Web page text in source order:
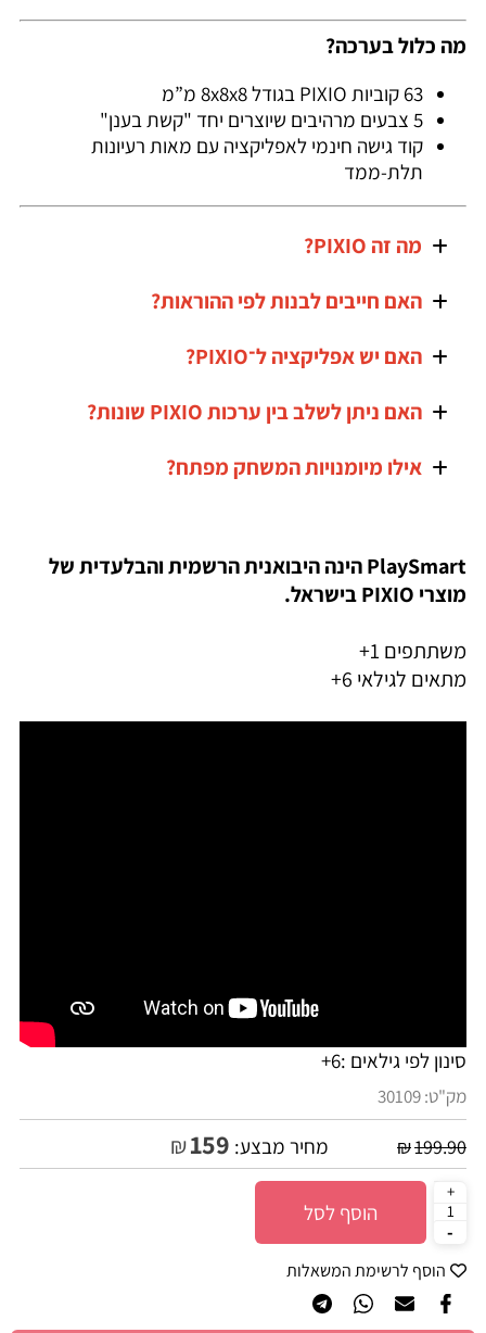
מה כלול בערכה?
63 קוביות PIXIO בגודל 8x8x8 מ”מ
5 צבעים מרהיבים שיוצרים יחד "קשת בענן"
קוד גישה חינמי לאפליקציה עם מאות רעיונות
תלת-ממד
מה זה PIXIO?
האם חייבים לבנות לפי ההוראות?
האם יש אפליקציה ל־PIXIO?
האם ניתן לשלב בין ערכות PIXIO שונות?
אילו מיומנויות המשחק מפתח?
PlaySmart הינה היבואנית הרשמית והבלעדית של
מוצרי PIXIO בישראל.
משתתפים 1+
מתאים לגילאי 6+
סינון לפי גילאים :6+
מק"ט:30109
₪199.90 מחיר מבצע: ₪159
הוסף לסל
הוסף לרשימת המשאלות